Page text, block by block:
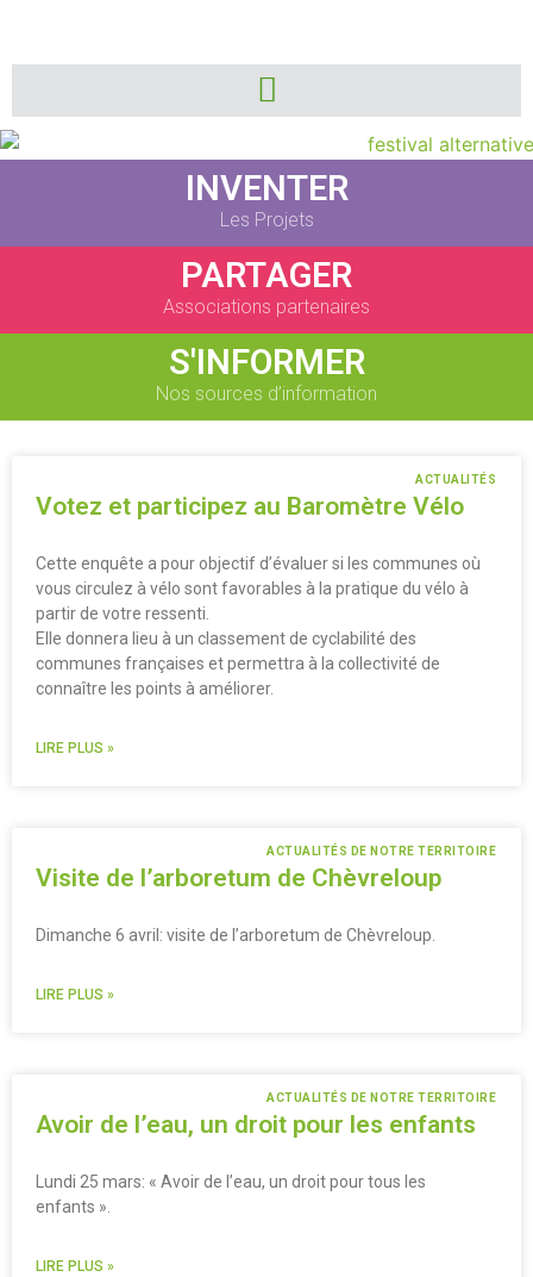
INVENTER
Les Projets
PARTAGER
Associations partenaires
S'INFORMER
Nos sources d’information
ACTUALITÉS
Votez et participez au Baromètre Vélo
Cette enquête a pour objectif d’évaluer si les communes où
vous circulez à vélo sont favorables à la pratique du vélo à
partir de votre ressenti.
Elle donnera lieu à un classement de cyclabilité des
communes françaises et permettra à la collectivité de
connaître les points à améliorer.
LIRE PLUS »
ACTUALITÉS DE NOTRE TERRITOIRE
Visite de l’arboretum de Chèvreloup
Dimanche 6 avril: visite de l’arboretum de Chèvreloup.
LIRE PLUS »
ACTUALITÉS DE NOTRE TERRITOIRE
Avoir de l’eau, un droit pour les enfants
Lundi 25 mars: « Avoir de l’eau, un droit pour tous les
enfants ».
LIRE PLUS »